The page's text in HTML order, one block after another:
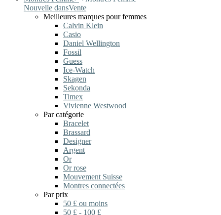
Nouvelle dansVente
Meilleures marques pour femmes
Calvin Klein
Casio
Daniel Wellington
Fossil
Guess
Ice-Watch
Skagen
Sekonda
Timex
Vivienne Westwood
Par catégorie
Bracelet
Brassard
Designer
Argent
Or
Or rose
Mouvement Suisse
Montres connectées
Par prix
50 £ ou moins
50 £ - 100 £